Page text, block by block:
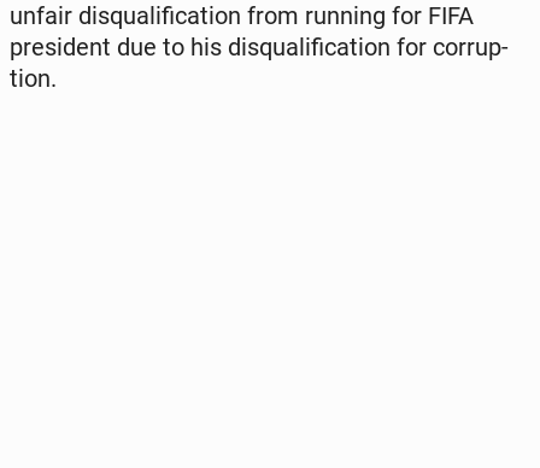
unfair dis­qual­i­fi­ca­tion from running for FIFA
pres­i­dent due to his dis­qual­i­fi­ca­tion for cor­rup­
tion.